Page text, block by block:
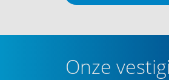
Onze